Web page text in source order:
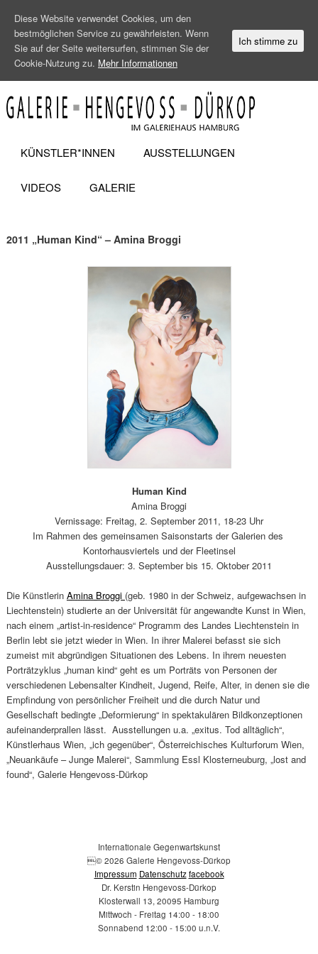
KÜNSTLER*INNEN AUSSTELLUNGEN
VIDEOS GALERIE
2011 „Human Kind“ – Amina Broggi
Human Kind
Amina Broggi
Vernissage: Freitag, 2. September 2011, 18-23 Uhr
Im Rahmen des gemeinsamen Saisonstarts der Galerien des
Kontorhausviertels und der Fleetinsel
Ausstellungsdauer: 3. September bis 15. Oktober 2011
Die Künstlerin Amina Broggi (geb. 1980 in der Schweiz, aufgewachsen in
Liechtenstein) studierte an der Universität für angewandte Kunst in Wien,
nach einem „artist-in-residence“ Programm des Landes Liechtenstein in
Berlin lebt sie jetzt wieder in Wien. In ihrer Malerei befasst sie sich
zumeist mit abgründigen Situationen des Lebens. In ihrem neuesten
Porträtzyklus „human kind“ geht es um Porträts von Personen der
verschiedenen Lebensalter Kindheit, Jugend, Reife, Alter, in denen sie die
Empfindung von persönlicher Freiheit und die durch Natur und
Gesellschaft bedingte „Deformierung“ in spektakulären Bildkonzeptionen
aufeinanderprallen lässt. Ausstellungen u.a. „exitus. Tod alltäglich“,
Künstlerhaus Wien, „ich gegenüber“, Österreichisches Kulturforum Wien,
„Neuankäufe – Junge Malerei“, Sammlung Essl Klosterneuburg, „lost and
found“, Galerie Hengevoss-Dürkop
Internationale Gegenwartskunst
© 2026 Galerie Hengevoss-Dürkop
Impressum Datenschutz facebook
Dr. Kerstin Hengevoss-Dürkop
Klosterwall 13, 20095 Hamburg
Mittwoch - Freitag 14:00 - 18:00
Sonnabend 12:00 - 15:00 u.n.V.
Diese Website verwendet Cookies, um den
bestmöglichen Service zu gewährleisten. Wenn
Sie auf der Seite weitersurfen, stimmen Sie der
Cookie-Nutzung zu. Mehr Informationen
Ich stimme zu